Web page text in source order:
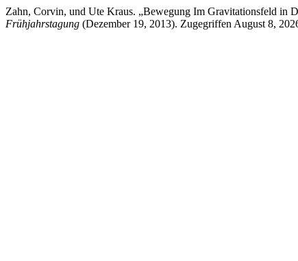
Zahn, Corvin, und Ute Kraus. „Bewegung Im Gravitationsfeld in
Frühjahrstagung (Dezember 19, 2013). Zugegriffen August 8,